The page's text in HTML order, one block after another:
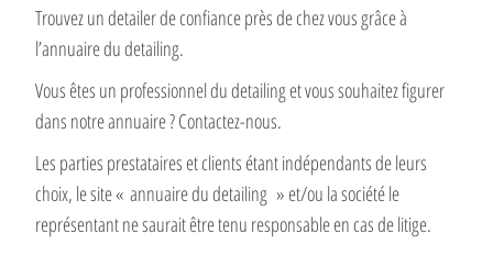
Trouvez un detailer de confiance près de chez vous grâce à
l’annuaire du detailing.
Vous êtes un professionnel du detailing et vous souhaitez figurer
dans notre annuaire ? Contactez-nous.
Les parties prestataires et clients étant indépendants de leurs
choix, le site « annuaire du detailing » et/ou la société le
représentant ne saurait être tenu responsable en cas de litige.